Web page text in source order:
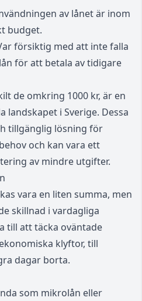
av lånet är inom
budget.
försiktig med att inte falla
för att betala av tidigare
de omkring 1000 kr, är en
landskapet i Sverige. Dessa
tillgänglig lösning för
och kan vara ett
av mindre utgifter.
vara en liten summa, men
skillnad i vardagliga
till att täcka oväntade
klyftor, till
dagar borta.
som mikrolån eller